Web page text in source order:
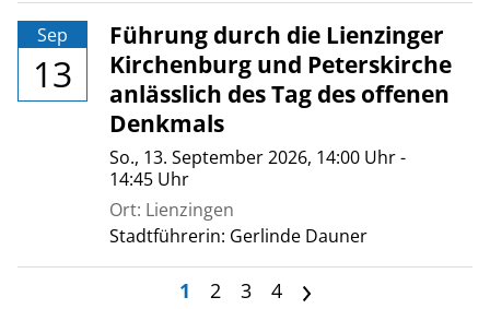
Sep
13
Führung durch die Lienzinger
Kirchenburg und Peterskirche
anlässlich des Tag des offenen
Denkmals
So., 13. September 2026, 14:00 Uhr-
14:45 Uhr
Ort: Lienzingen
Stadtführerin: Gerlinde Dauner
1 2 3 4 >